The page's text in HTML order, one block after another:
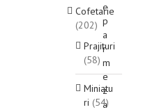
e
p
a
r
m
e
z
a
Cofetarie
(202)
Prajituri
(58)
Miniatu
ri (54)